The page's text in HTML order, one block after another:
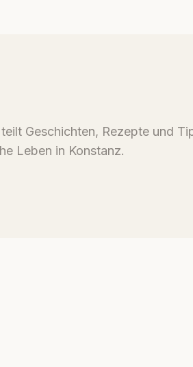
Geschichten, Rezepte und
Leben in Konstanz.